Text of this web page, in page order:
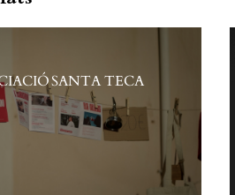
SANTA TECA